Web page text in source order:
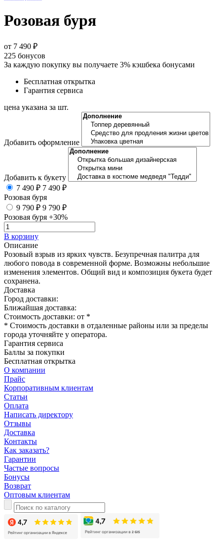
Розовая буря
от 7 490 ₽
225 бонусов
За каждую покупку вы получаете 3% кэшбека бонусами
Бесплатная открытка
Гарантия сервиса
цена указана за шт.
Добавить оформление
Добавить к букету
7 490 ₽ 7 490 ₽
Розовая буря
9 790 ₽ 9 790 ₽
Розовая буря +30%
В корзину
Описание
Розовый взрыв из ярких чувств. Безупречная палитра для
любого повода в современной форме. Возможны небольшие
изменения элементов. Общий вид и композиция букета будет
сохранена.
Доставка
Город доставки:
Ближайшая доставка:
Стоимость доставки: от *
* Стоимость доставки в отдаленные районы или за пределы
города уточняйте у оператора.
Гарантия сервиса
Баллы за покупки
Бесплатная открытка
О компании
Прайс
Корпоративным клиентам
Статьи
Оплата
Написать директору
Отзывы
Доставка
Контакты
Как заказать?
Гарантии
Частые вопросы
Бонусы
Возврат
Оптовым клиентам